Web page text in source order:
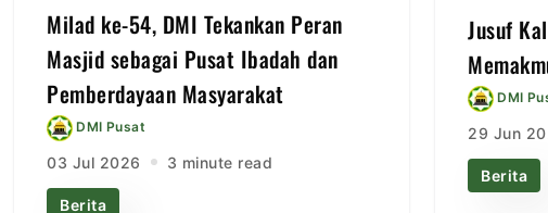
Milad ke-54, DMI Tekankan Peran
Masjid sebagai Pusat Ibadah dan
Pemberdayaan Masyarakat
DMI Pusat
03 Jul 2026 3 minute read
Berita
Jusuf
DMI
29 Jun
Berita